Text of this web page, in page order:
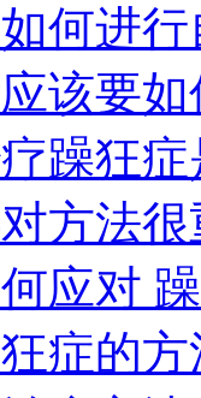
何进
该要如
躁狂
方法
应对
症的